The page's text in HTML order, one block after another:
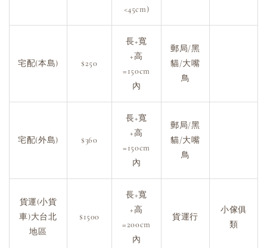
<45cm)
宅配(本島) $250
長+寬
+高
=150cm
內
郵局/黑
貓/大嘴
鳥
宅配(外島) $360
長+寬
+高
=150cm
內
郵局/黑
貓/大嘴
鳥
貨運(小貨
車)大台北
地區
$1500
長+寬
+高
=200cm
內
貨運行
小傢俱
類